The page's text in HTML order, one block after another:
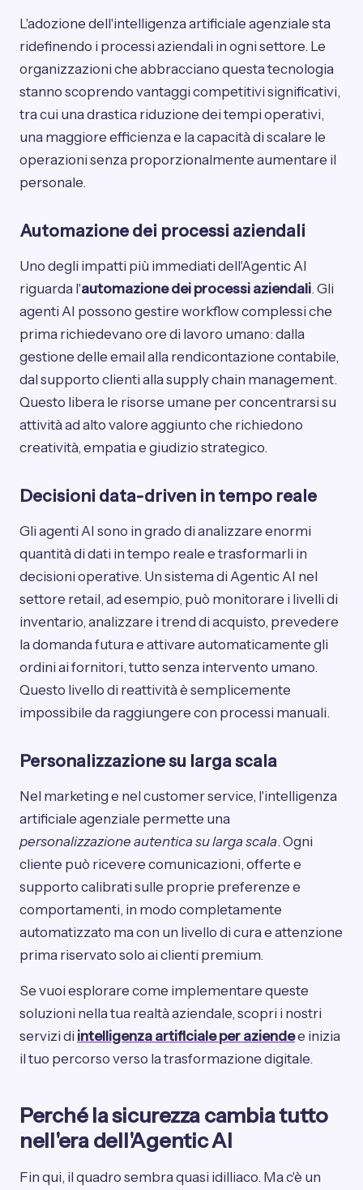
L'adozione dell'intelligenza artificiale agenziale sta
ridefinendo i processi aziendali in ogni settore. Le
organizzazioni che abbracciano questa tecnologia
stanno scoprendo vantaggi competitivi significativi,
tra cui una drastica riduzione dei tempi operativi,
una maggiore efficienza e la capacità di scalare le
operazioni senza proporzionalmente aumentare il
personale.
Automazione dei processi aziendali
Uno degli impatti più immediati dell'Agentic AI
riguarda l'automazione dei processi aziendali. Gli
agenti AI possono gestire workflow complessi che
prima richiedevano ore di lavoro umano: dalla
gestione delle email alla rendicontazione contabile,
dal supporto clienti alla supply chain management.
Questo libera le risorse umane per concentrarsi su
attività ad alto valore aggiunto che richiedono
creatività, empatia e giudizio strategico.
Decisioni data-driven in tempo reale
Gli agenti AI sono in grado di analizzare enormi
quantità di dati in tempo reale e trasformarli in
decisioni operative. Un sistema di Agentic AI nel
settore retail, ad esempio, può monitorare i livelli di
inventario, analizzare i trend di acquisto, prevedere
la domanda futura e attivare automaticamente gli
ordini ai fornitori, tutto senza intervento umano.
Questo livello di reattività è semplicemente
impossibile da raggiungere con processi manuali.
Personalizzazione su larga scala
Nel marketing e nel customer service, l'intelligenza
artificiale agenziale permette una
personalizzazione autentica su larga scala. Ogni
cliente può ricevere comunicazioni, offerte e
supporto calibrati sulle proprie preferenze e
comportamenti, in modo completamente
automatizzato ma con un livello di cura e attenzione
prima riservato solo ai clienti premium.
Se vuoi esplorare come implementare queste
soluzioni nella tua realtà aziendale, scopri i nostri
servizi di intelligenza artificiale per aziendee inizia
il tuo percorso verso la trasformazione digitale.
Perché la sicurezza cambia tutto
nell'era dell'Agentic AI
Fin qui, il quadro sembra quasi idilliaco. Ma c'è un